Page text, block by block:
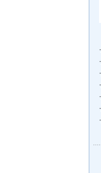
·
·
·
·
·
·
·